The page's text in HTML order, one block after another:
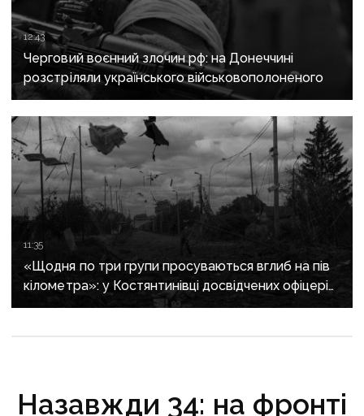
12:43
Черговий воєнний злочин рф: на Донеччині
розстріляли українського військовополоненого
11:35
«Щодня по три групи просуваються вглиб на пів
кілометра»: у Костянтинівці досвідчених офіцерів
рф відправляють на штурми позицій
Назавжди 34: на фронті